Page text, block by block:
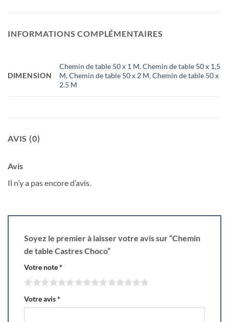
INFORMATIONS COMPLÉMENTAIRES
DIMENSION
Chemin de table 50 x 1 M,Chemin de table 50 x 1,5
M,Chemin de table 50 x 2 M,Chemin de table 50 x
2.5 M
AVIS (0)
Avis
Il n’y a pas encore d’avis.
Soyez le premier à laisser votre avis sur “Chemin
de table Castres Choco”
Votre note*
Votre avis*